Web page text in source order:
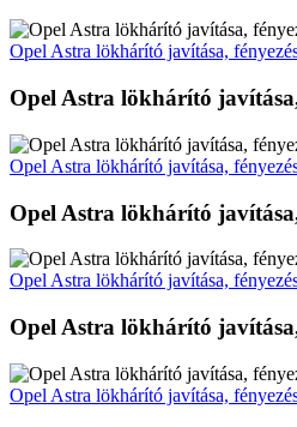
Opel Astra lökhárító javítása,
Opel Astra lökhárító javítása,
Opel Astra lökhárító javítása,
Opel Astra lökhárító javítása,
Opel Astra lökhárító javítása,
Opel Astra lökhárító javítása,
Opel Astra lökhárító javítása,